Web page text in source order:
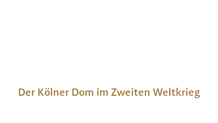
Der Kölner Dom im Zweiten Weltkrieg